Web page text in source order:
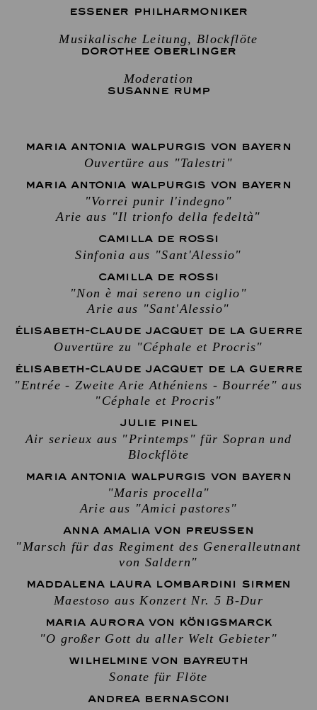
ESSENER PHILHARMONIKER
Musikalische Leitung, Blockflöte
DOROTHEE OBERLINGER
Moderation
SUSANNE RUMP
MARIA ANTONIA WALPURGIS VON BAYERN
Ouvertüre aus "Talestri"
MARIA ANTONIA WALPURGIS VON BAYERN
"Vorrei punir l'indegno"
Arie aus "Il trionfo della fedeltà"
CAMILLA DE ROSSI
Sinfonia aus "Sant'Alessio"
CAMILLA DE ROSSI
"Non è mai sereno un ciglio"
Arie aus "Sant'Alessio"
ÉLISABETH-CLAUDE JACQUET DE LA GUERRE
Ouvertüre zu "Céphale et Procris"
ÉLISABETH-CLAUDE JACQUET DE LA GUERRE
"Entrée - Zweite Arie Athéniens - Bourrée" aus
"Céphale et Procris"
JULIE PINEL
Air serieux aus "Printemps" für Sopran und
Blockflöte
MARIA ANTONIA WALPURGIS VON BAYERN
"Maris procella"
Arie aus "Amici pastores"
ANNA AMALIA VON PREUSSEN
"Marsch für das Regiment des Generalleutnant
von Saldern"
MADDALENA LAURA LOMBARDINI SIRMEN
Maestoso aus Konzert Nr. 5 B-Dur
MARIA AURORA VON KÖNIGSMARCK
"O großer Gott du aller Welt Gebieter"
WILHELMINE VON BAYREUTH
Sonate für Flöte
ANDREA BERNASCONI